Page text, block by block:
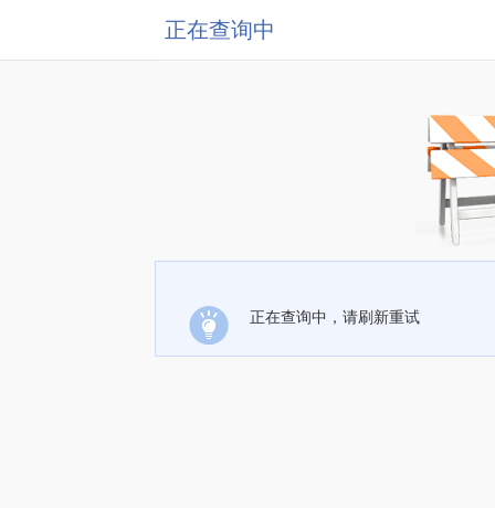
正在查询中
正在查询中，请刷新重试